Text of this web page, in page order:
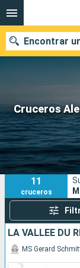
Cruceros
Encontrar
Nuestros
Fecha de
Puertos
11
cruceros
LA VALLÉE DU
MS Gerard